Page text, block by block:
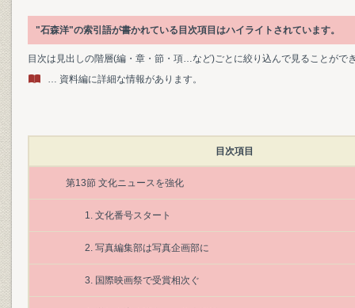
"石森洋"の索引語が書かれている目次項目はハイライトされています。
目次は見出しの階層(編・章・節・項…など)ごとに絞り込んで見ることがで
… 資料編に詳細な情報があります。
目次項目
第13節 文化ニュースを強化
1. 文化番号スタート
2. 写真編集部は写真企画部に
3. 国際映画祭で受賞相次ぐ